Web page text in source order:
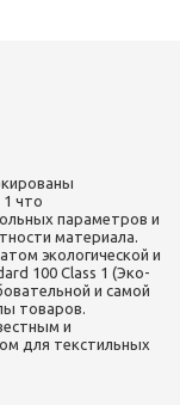
что
параметров и
материала.
экологической и
100 Class 1 (Эко-
и самой
товаров.
и
для текстильных